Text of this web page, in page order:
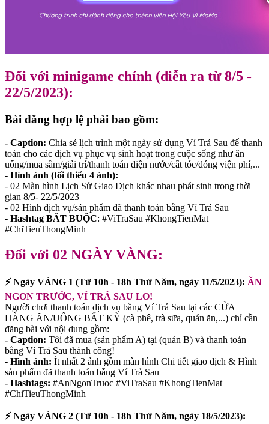
Đối với minigame chính (diễn ra từ 8/5 -
22/5/2023):
Bài đăng hợp lệ phải bao gồm:
- Caption: Chia sẻ lịch trình một ngày sử dụng Ví Trả Sau để thanh
toán cho các dịch vụ phục vụ sinh hoạt trong cuộc sống như ăn
uống/mua sắm/giải trí/thanh toán điện nước/cắt tóc/đóng viện phí,...
- Hình ảnh (tối thiểu 4 ảnh):
- 02 Màn hình Lịch Sử Giao Dịch khác nhau phát sinh trong thời
gian 8/5- 22/5/2023
- 02 Hình dịch vụ/sản phẩm đã thanh toán bằng Ví Trả Sau
- Hashtag BẮT BUỘC: #ViTraSau #KhongTienMat
#ChiTieuThongMinh
Đối với 02 NGÀY VÀNG:
⚡ Ngày VÀNG 1 (Từ 10h - 18h Thứ Năm, ngày 11/5/2023): ĂN
NGON TRƯỚC, VÍ TRẢ SAU LO!
Người chơi thanh toán dịch vụ bằng Ví Trả Sau tại các CỬA
HÀNG ĂN/UỐNG BẤT KỲ (cà phê, trà sữa, quán ăn,...) chỉ cần
đăng bài với nội dung gồm:
- Caption: Tôi đã mua (sản phẩm A) tại (quán B) và thanh toán
bằng Ví Trả Sau thành công!
- Hình ảnh: Ít nhất 2 ảnh gồm màn hình Chi tiết giao dịch & Hình
sản phẩm đã thanh toán bằng Ví Trả Sau
- Hashtags: #AnNgonTruoc #ViTraSau #KhongTienMat
#ChiTieuThongMinh
⚡ Ngày VÀNG 2 (Từ 10h - 18h Thứ Năm, ngày 18/5/2023):